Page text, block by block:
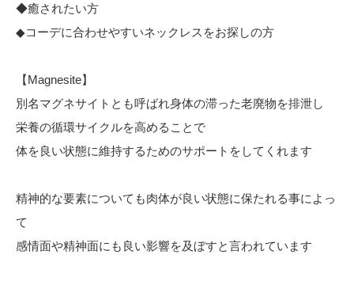
◆癒されたい方
◆コーデに合わせやすいネックレスをお探しの方
【Magnesite】
別名マグネサイトとも呼ばれ身体の滞った老廃物を排泄し
栄養の循環サイクルを高めることで
体を良い状態に維持するためのサポートをしてくれます
精神的な要素についても肉体が良い状態に保たれる事によっ
て
感情面や精神面にも良い影響を及ぼすと言われています